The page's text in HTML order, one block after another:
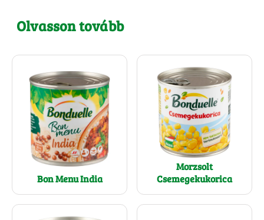
Olvasson tovább
Bon Menu India
Morzsolt
Csemegekukorica